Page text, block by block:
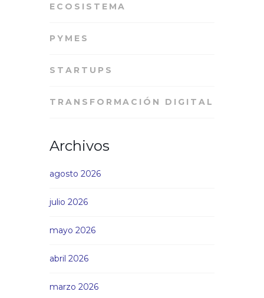
ECOSISTEMA
PYMES
STARTUPS
TRANSFORMACIÓN DIGITAL
Archivos
agosto 2026
julio 2026
mayo 2026
abril 2026
marzo 2026